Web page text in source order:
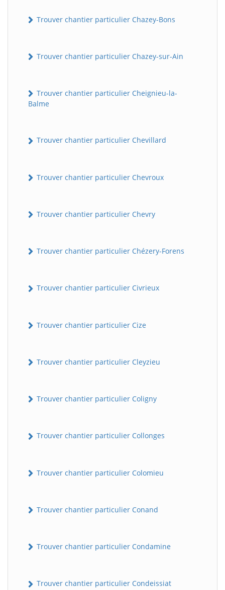
Trouver chantier particulier Chazey-Bons
Trouver chantier particulier Chazey-sur-Ain
Trouver chantier particulier Cheignieu-la-
Balme
Trouver chantier particulier Chevillard
Trouver chantier particulier Chevroux
Trouver chantier particulier Chevry
Trouver chantier particulier Chézery-Forens
Trouver chantier particulier Civrieux
Trouver chantier particulier Cize
Trouver chantier particulier Cleyzieu
Trouver chantier particulier Coligny
Trouver chantier particulier Collonges
Trouver chantier particulier Colomieu
Trouver chantier particulier Conand
Trouver chantier particulier Condamine
Trouver chantier particulier Condeissiat
BatiWebPro